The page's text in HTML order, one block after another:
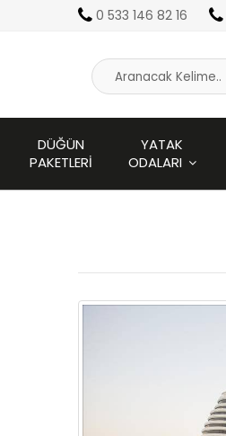
0 533 146 82 16
DÜĞÜN
PAKETLERI
YATAK
ODALARI